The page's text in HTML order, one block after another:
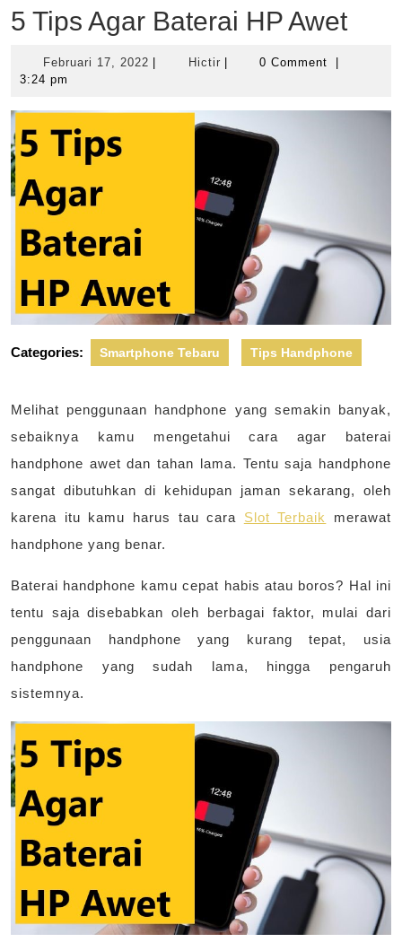
5 Tips Agar Baterai HP Awet
Februari 17, 2022 FebruariHictirHictir 0 Comment
3:24 pm
Categories: Smartphone Tebaru Tips Handphone
Melihat penggunaan handphone yang semakin banyak,
sebaiknya kamu mengetahui cara agar baterai
handphone awet dan tahan lama. Tentu saja handphone
sangat dibutuhkan di kehidupan jaman sekarang, oleh
karena itu kamu harus tau cara Slot Terbaik
merawat
handphone yang benar.
Baterai handphone kamu cepat habis atau boros? Hal ini
tentu saja disebabkan oleh berbagai faktor, mulai dari
penggunaan handphone yang kurang tepat, usia
handphone yang sudah lama, hingga pengaruh
sistemnya.